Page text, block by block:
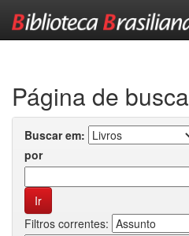
Página de busca
Buscar em:
por
Filtros correntes: